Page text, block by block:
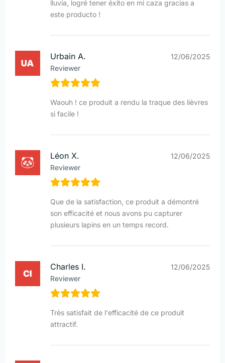
lluvia, logré tener éxito en mi caza gracias a
este producto !
Urbain A.
Reviewer
12/06/2025
Waouh ! ce produit a rendu la traque des lièvres
si facile !
Léon X.
Reviewer
12/06/2025
Que de la satisfaction, ce produit a démontré
son efficacité et nous avons pu capturer
plusieurs lapins en un temps record.
Charles I.
Reviewer
12/06/2025
Très satisfait de l'efficacité de ce produit
attractif.